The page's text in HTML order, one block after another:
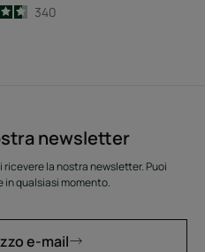
4.6
/5
340
newsletter
la nostra newsletter. Puoi
in qualsiasi momento.
e-mail